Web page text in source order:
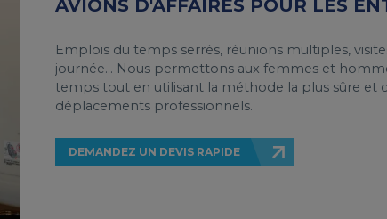
AVIONS D'AFFAIRES POUR LES
Emplois du temps serrés, réunions multiples,
journée... Nous permettons aux femmes et
temps tout en utilisant la méthode la plus sûre et
déplacements professionnels.
DEMANDEZ UN DEVIS RAPIDE